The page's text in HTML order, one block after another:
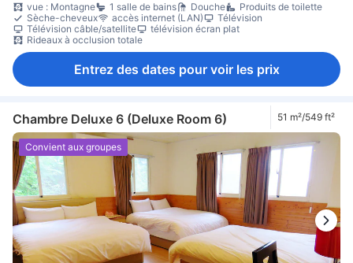
vue : Montagne
1 salle de bains Douche
Produits de toilette
Sèche-cheveux
accès internet (LAN)
Télévision
Télévision câble/satellite
télévision écran plat
Rideaux à occlusion totale
Entrez des dates pour voir les prix
Chambre Deluxe 6 (Deluxe Room 6) 51 m²/549 ft²
Convient aux groupes